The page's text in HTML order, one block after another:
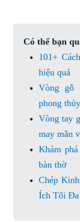
Có thể bạn
101+
hiệu quả
Vòng gỗ
phong
Vòng tay
may mắn
Khám
bàn thờ
Chép
Ích Tối Đa